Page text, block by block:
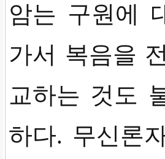
암는 구원에
가서 복음을
교하는 것도
하다. 무신론